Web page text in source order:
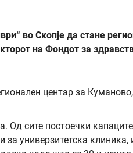
во Скопје да стане
на Фондот за
Од сите постоечки
универзитетска